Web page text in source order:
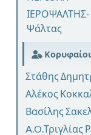
ΙΕΡΟΨΑΛΤΗΣ-
Ψάλτας
Στάθης
Αλέκος
Βασίλης
A.O.Τριγλίας